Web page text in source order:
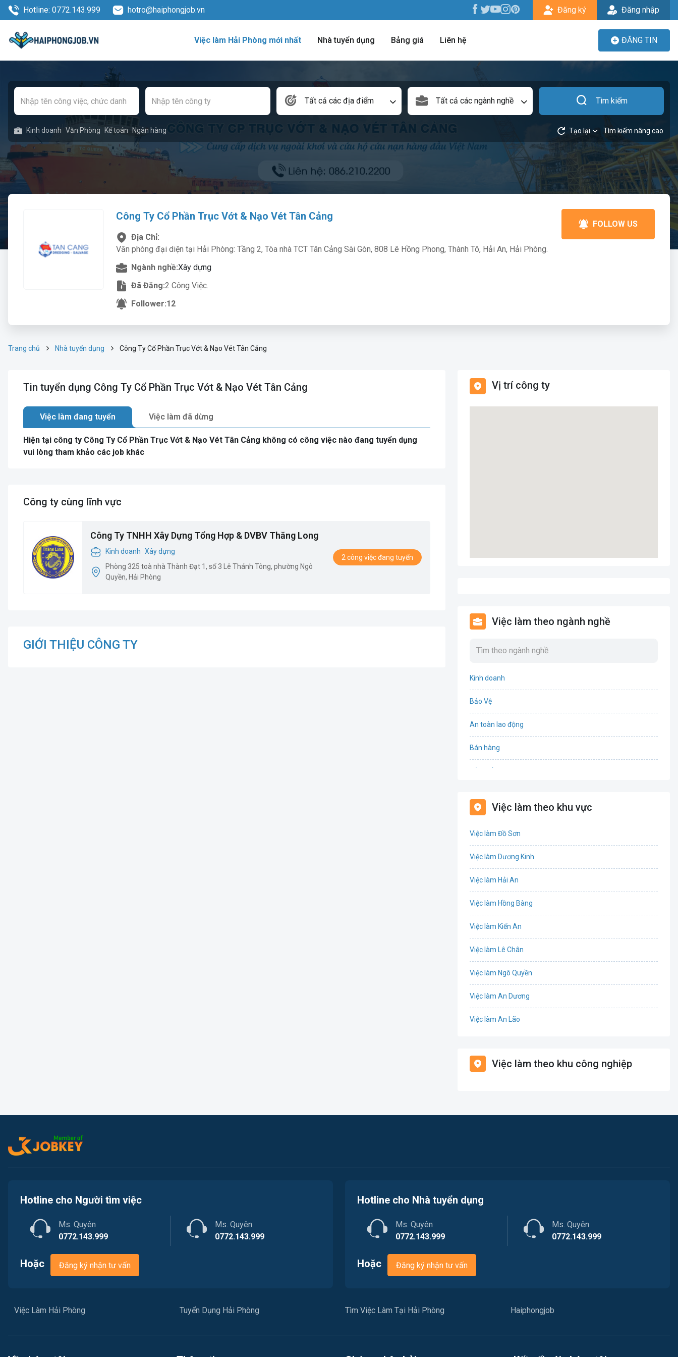
Hotline: 0772.143.999 hotro@haiphongjob.vn Đăng ký Đăng nhập
Việc làm Hải Phòng mới nhất Nhà tuyển dụng Bảng giá Liên hệ ĐĂNG TIN
Tất cả các địa điểm Tất cả các ngành nghề Tìm kiếm
Kinh doanh Văn Phòng Kế toán Ngân hàng Tạo lại Tìm kiếm nâng cao
Công Ty Cổ Phần Trục Vớt & Nạo Vét Tân Cảng
Địa Chỉ:
Văn phòng đại diện tại Hải Phòng: Tầng 2, Tòa nhà TCT Tân Cảng Sài Gòn, 808 Lê Hồng Phong, Thành Tô, Hải An, Hải Phòng.
Ngành nghề:Xây dựng
Đã Đăng:2 Công Việc.
Follower:12
FOLLOW US
Trang chủ Nhà tuyển dụng Công Ty Cổ Phần Trục Vớt & Nạo Vét Tân Cảng
Tin tuyển dụng Công Ty Cổ Phần Trục Vớt & Nạo Vét Tân Cảng
Việc làm đang tuyển Việc làm đã dừng
Hiện tại công ty Công Ty Cổ Phần Trục Vớt & Nạo Vét Tân Cảng không có công việc nào đang tuyển dụng
vui lòng tham khảo các job khác
Công ty cùng lĩnh vực
Công Ty TNHH Xây Dựng Tổng Hợp & DVBV Thăng Long
Kinh doanh Xây dựng
Phòng 325 toà nhà Thành Đạt 1, số 3 Lê Thánh Tông, phường Ngô
Quyền, Hải Phòng
2 công việc đang tuyển
GIỚI THIỆU CÔNG TY
Vị trí công ty
Việc làm theo ngành nghề
Kinh doanh
Bảo Vệ
An toàn lao động
Bán hàng
Biên phiên dịch
Văn Phòng
Nhà hàng / Khách sạn
Việc làm theo khu vực
Việc làm Đồ Sơn
Việc làm Dương Kinh
Việc làm Hải An
Việc làm Hồng Bàng
Việc làm Kiến An
Việc làm Lê Chân
Việc làm Ngô Quyền
Việc làm An Dương
Việc làm An Lão
Việc làm Cát Hải
Việc làm Hòa Bình
Việc làm Nam Triệu
Việc làm Lưu Kiếm
Việc làm theo khu công nghiệp
Hotline cho Người tìm việc
Ms. Quyên
0772.143.999
Ms. Quyên
0772.143.999
Hoặc Đăng ký nhận tư vấn
Hotline cho Nhà tuyển dụng
Ms. Quyên
0772.143.999
Ms. Quyên
0772.143.999
Hoặc Đăng ký nhận tư vấn
Việc Làm Hải Phòng Tuyển Dụng Hải Phòng Tìm Việc Làm Tại Hải Phòng Haiphongjob